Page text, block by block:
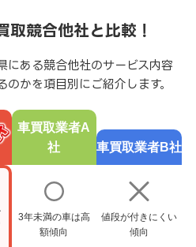
取競合他社と比較！
にある競合他社のサービス内容
かを項目別にご紹介します。
車買取業者A
社
車買取業者B社
3年未満の車は高
額傾向
値段が付きにくい
傾向